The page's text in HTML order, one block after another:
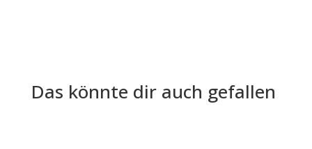
Das könnte dir auch gefallen